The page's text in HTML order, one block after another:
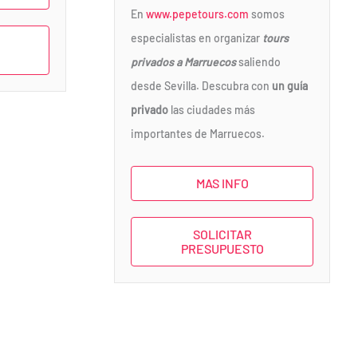
En www.pepetours.com somos
especialistas en organizar tours
privados a Marruecossaliendo
desde Sevilla. Descubra con un guía
privado las ciudades más
importantes de Marruecos.
MAS INFO
SOLICITAR
PRESUPUESTO